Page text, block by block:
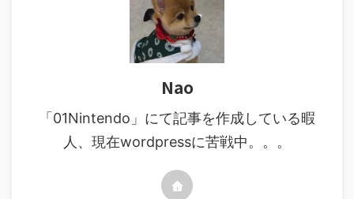
Nao
「01Nintendo」にて記事を作成している暇
人、現在wordpressに苦戦中。。。